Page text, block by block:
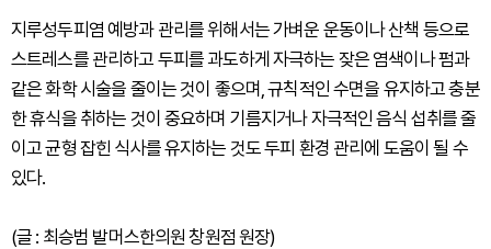
지루성두피염 예방과 관리를 위해서는 가벼운 운동이나 산책 등으로
스트레스를 관리하고 두피를 과도하게 자극하는 잦은 염색이나 펌과
같은 화학 시술을 줄이는 것이 좋으며, 규칙적인 수면을 유지하고 충분
한 휴식을 취하는 것이 중요하며 기름지거나 자극적인 음식 섭취를 줄
이고 균형 잡힌 식사를 유지하는 것도 두피 환경 관리에 도움이 될 수
있다.
(글 : 최승범 발머스한의원 창원점 원장)